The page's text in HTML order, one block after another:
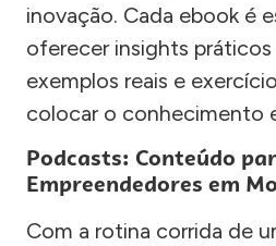
inovação. Cada ebook é
oferecer insights
exemplos reais e
colocar o conhecimento
Podcasts: Conteúdo
Empreendedores em
Com a rotina corrida de